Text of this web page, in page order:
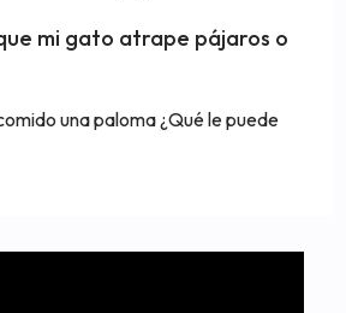
mi gato atrape pájaros o
una paloma ¿Qué le puede